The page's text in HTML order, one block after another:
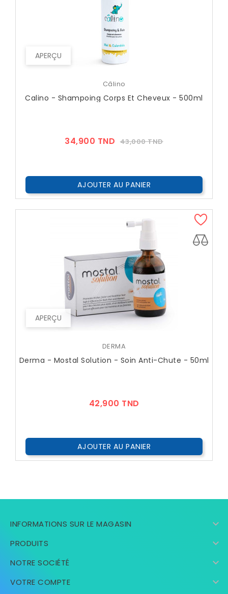
APERÇU
Câlino
Calino - Shampoing Corps Et Cheveux - 500ml
34,900 TND Prix
43,000 TNDPrix
AJOUTER AU PANIER
APERÇU
DERMA
Derma - Mostal Solution - Soin Anti-Chute - 50ml
42,900 TND
AJOUTER AU PANIER
INFORMATIONS SUR LE MAGASIN 
PRODUITS 
NOTRE SOCIÉTÉ 
VOTRE COMPTE 